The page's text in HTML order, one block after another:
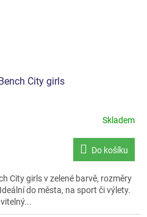
City girls
Skladem
Do košíku
City girls v zelené barvě, rozměry
do města, na sport či výlety.